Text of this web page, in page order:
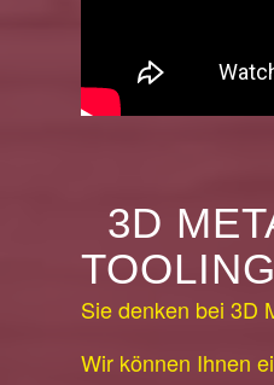
3D
TOOLING
Sie denken bei 3D
Wir können Ihnen